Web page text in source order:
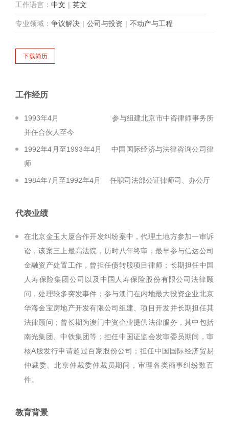
工作语言： 中文 | 英文
专业领域： 争议解决 | 公司与投资 | 不动产与工程
工作经历
1993年4月 参与组建北京市中咨律师事务所
并任合伙人至今
1992年4月至1993年4月 中国国际经济与法律咨询公司律
师
1984年7月至1992年4月 任职司法部公证律师司、办公厅
代表业绩
在北京金玉大厦合作开发纠纷案中，代理土地方参加一审诉
讼，该案三上最高法院，历时八年终审；最早参与信达公司
金融资产处置工作，曾担任债转股项目律师；长期担任中国
人寿保险集团公司以及中国人寿保险股份有限公司法律顾
问，处理较多突发事件；参与澳门在内地最大投资企业北京
华海金宝房地产开发有限公司组建、项目开发并长期担任其
法律顾问；曾长期为澳门中资企业提供法律服务，其中包括
南光集团、中铁集团等；担任中国证监会发审委员期间，审
核A股发行申请超过百家股份公司；担任中国国际经济贸易
仲裁委、北京仲裁委仲裁员期间，审理各类商事纠纷数百
件。
教育背景